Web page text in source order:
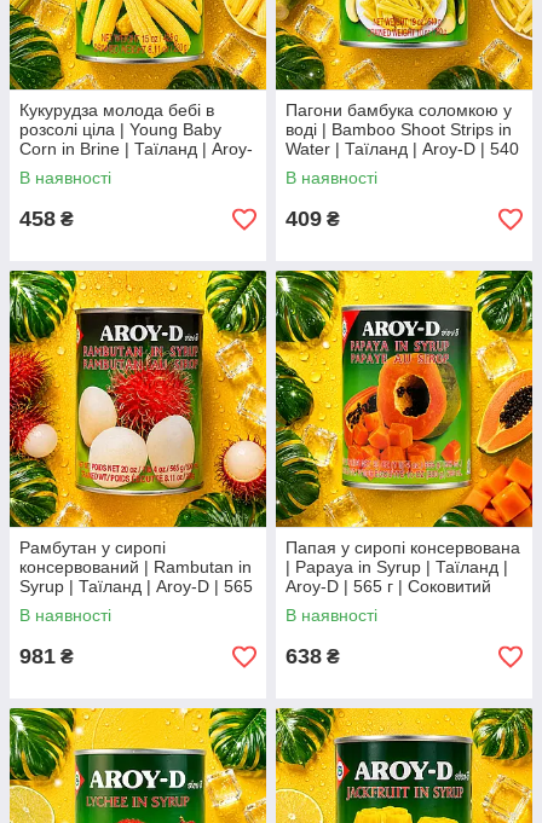
Кукурудза молода бебі в
розсолі ціла | Young Baby
Corn in Brine | Таїланд | Aroy-
D | 425 г | Ідеальна для
азійських страв XC
В наявності
458 ₴
Пагони бамбука соломкою у
воді | Bamboo Shoot Strips in
Water | Таїланд | Aroy-D | 540
г | Готові для азійських страв
XC
В наявності
409 ₴
Рамбутан у сиропі
консервований | Rambutan in
Syrup | Таїланд | Aroy-D | 565
г | Екзотичний тропічний
десерт XC
В наявності
981 ₴
Папая у сиропі консервована
| Papaya in Syrup | Таїланд |
Aroy-D | 565 г | Соковитий
тропічний десерт XC
В наявності
638 ₴